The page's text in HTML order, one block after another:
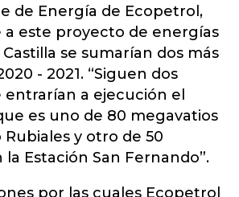
de Energía de Ecopetrol,
a este proyecto de energías
se sumarían dos más
- 2021. “Siguen dos
a ejecución el
es uno de 80 megavatios
Rubiales y otro de 50
Estación San Fernando”.
por las cuales Ecopetrol